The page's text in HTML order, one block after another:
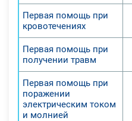
Первая помощь при
кровотечениях
Первая помощь при
получении травм
Первая помощь при
поражении
электрическим током
и молнией